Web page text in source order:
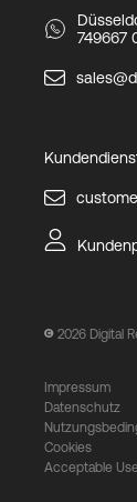
749667
2026 Digital
Impressum
Datenschutz
Cookies
Acceptable